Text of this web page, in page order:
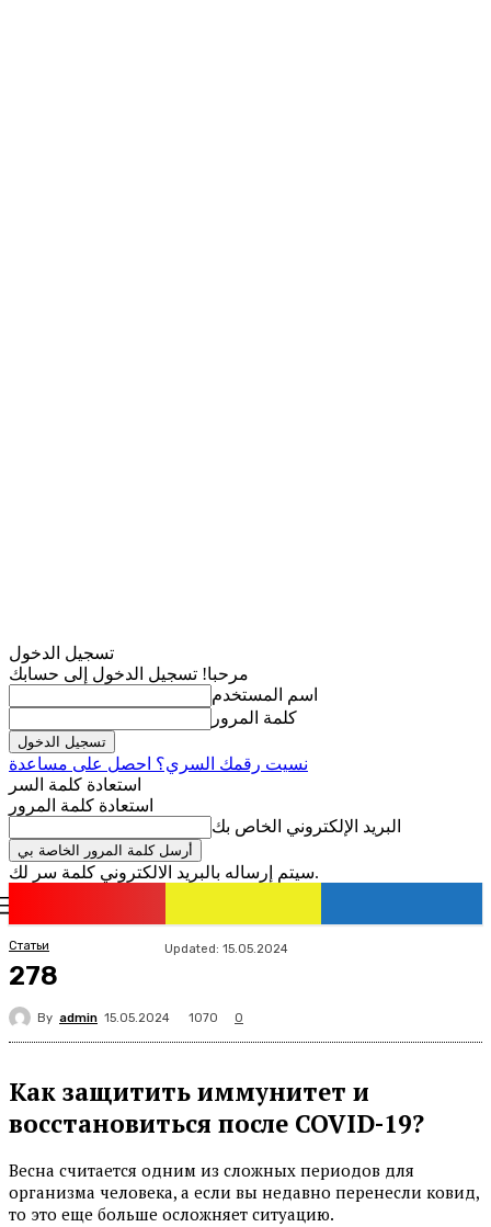
تسجيل الدخول
مرحبا! تسجيل الدخول إلى حسابك
اسم المستخدم
كلمة المرور
نسيت رقمك السري؟ احصل على مساعدة
استعادة كلمة السر
استعادة كلمة المرور
البريد الإلكتروني الخاص بك
سيتم إرساله بالبريد الالكتروني كلمة سر لك.
Статьи Updated: 15.05.2024
278
By admin 15.05.2024 1070 0
Как защитить иммунитет и
восстановиться после COVID-19?
Весна считается одним из сложных периодов для
организма человека, а если вы недавно перенесли ковид,
то это еще больше осложняет ситуацию.